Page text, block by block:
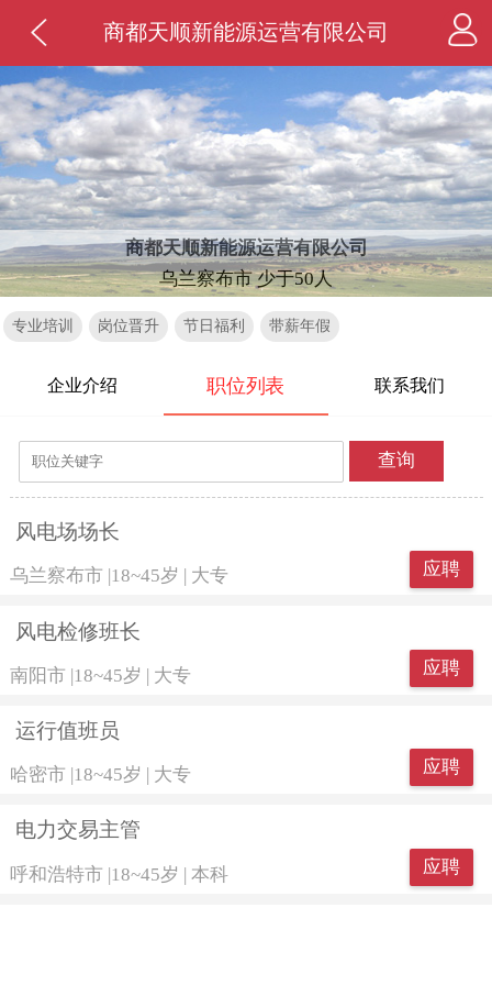
商都天顺新能源运营有限公司
商都天顺新能源运营有限公司
乌兰察布市 少于50人
专业培训 岗位晋升 节日福利 带薪年假
企业介绍 职位列表 联系我们
查询
风电场场长
乌兰察布市 18~45岁 大专 应聘
风电检修班长
南阳市 |18~45岁 | 大专 应聘
运行值班员
哈密市 18~45岁 大专 应聘
电力交易主管
呼和浩特市 |18~45岁 | 本科 应聘